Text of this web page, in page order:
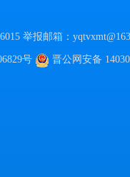
举报邮箱：
号 晋公网安备